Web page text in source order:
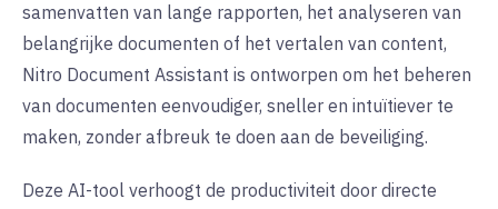
samenvatten van lange rapporten, het analyseren van
belangrijke documenten of het vertalen van content,
Nitro Document Assistant is ontworpen om het beheren
van documenten eenvoudiger, sneller en intuïtiever te
maken, zonder afbreuk te doen aan de beveiliging.
Deze AI-tool verhoogt de productiviteit door directe